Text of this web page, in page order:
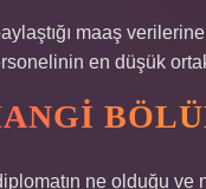
maaş
en düşük
ne olduğu ve